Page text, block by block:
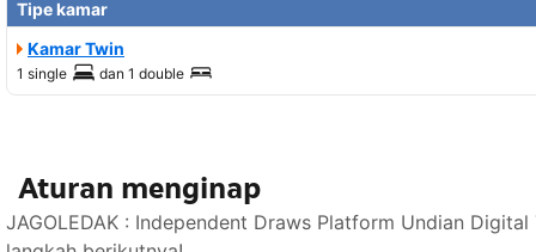
Tipe kamar
Kamar Twin
1 single dan 1 double
Aturan menginap
JAGOLEDAK : Independent Draws Platform Undian